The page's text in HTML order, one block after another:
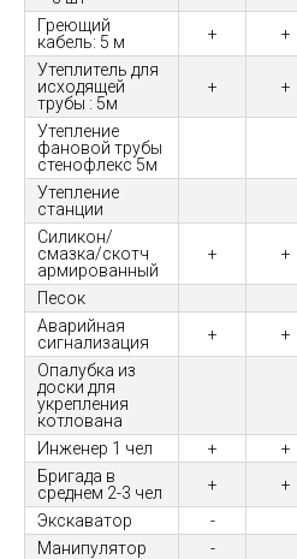
Греющий
кабель: 5 м
+ +
Утеплитель для
исходящей
трубы : 5м
+ +
Утепление
фановой трубы
стенофлекс 5м
Утепление
станции
Силикон/
смазка/скотч
армированный
+ +
Песок
Аварийная
сигнализация
+ +
Опалубка из
доски для
укрепления
котлована
Инженер 1 чел
+ +
Бригада в
среднем 2-3 чел
+ +
Экскаватор
-
Манипулятор
-